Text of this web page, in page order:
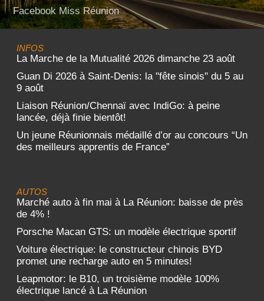
Facebook Miss Réunion
INFOS
La Marche de la Mutualité 2026 dimanche 23 août
Guan Di 2026 à Saint-Denis: la "fête sinois" du 5 au
9 août
Liaison Réunion/Chennaï avec IndiGo: à peine
lancée, déjà finie bientôt!
Un jeune Réunionnais médaillé d’or au concours “Un
des meilleurs apprentis de France”
AUTOS
Marché auto à fin mai à La Réunion: baisse de près
de 4% !
Porsche Macan GTS: un modèle électrique sportif
Voiture électrique: le constructeur chinois BYD
promet une recharge auto en 5 minutes!
Leapmotor: le B10, un troisième modèle 100%
électrique lancé à La Réunion